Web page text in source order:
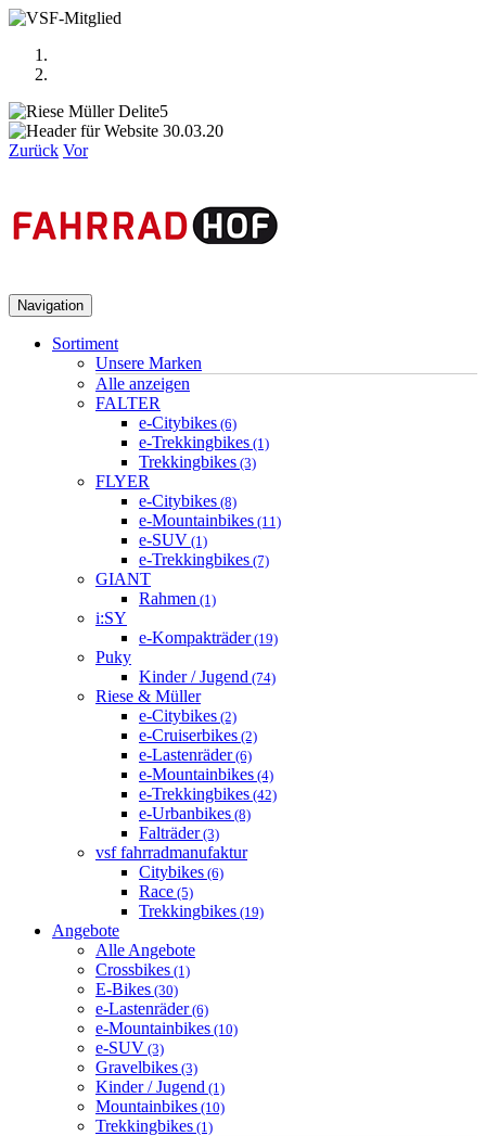
Zurück Vor
Navigation
Sortiment
Unsere Marken
Alle anzeigen
FALTER
e-Citybikes (6)
e-Trekkingbikes (1)
Trekkingbikes (3)
FLYER
e-Citybikes (8)
e-Mountainbikes (11)
e-SUV (1)
e-Trekkingbikes (7)
GIANT
Rahmen (1)
i:SY
e-Kompakträder(19)
Puky
Kinder / Jugend (74)
Riese & Müller
e-Citybikes (2)
e-Cruiserbikes (2)
e-Lastenräder(6)
e-Mountainbikes (4)
e-Trekkingbikes (42)
e-Urbanbikes (8)
Falträder(3)
vsf fahrradmanufaktur
Citybikes (6)
Race (5)
Trekkingbikes (19)
Angebote
Alle Angebote
Crossbikes (1)
E-Bikes (30)
e-Lastenräder(6)
e-Mountainbikes (10)
e-SUV (3)
Gravelbikes (3)
Kinder / Jugend (1)
Mountainbikes (10)
Trekkingbikes (1)